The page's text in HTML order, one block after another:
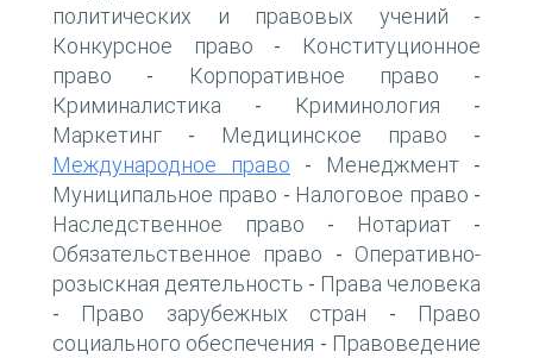
политических и правовых учений -
Конкурсное право -
Конституционное
право - Корпоративное право -
Криминалистика - Криминология -
Маркетинг - Медицинское право -
Международное право - Менеджмент -
Муниципальное право - Налоговое право -
Наследственное право - Нотариат -
Обязательственное право - Оперативно-
розыскная деятельность - Права человека
- Право зарубежных стран -
Право
социального обеспечения - Правоведение